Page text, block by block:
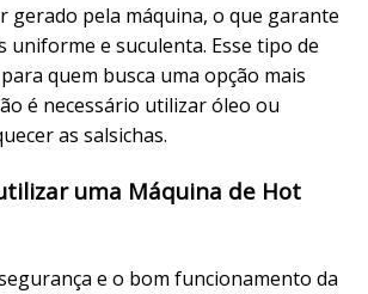
gerado pela máquina, o que garante
uniforme e suculenta. Esse tipo de
quem busca uma opção mais
é necessário utilizar óleo ou
as salsichas.
uma Máquina de Hot
e o bom funcionamento da